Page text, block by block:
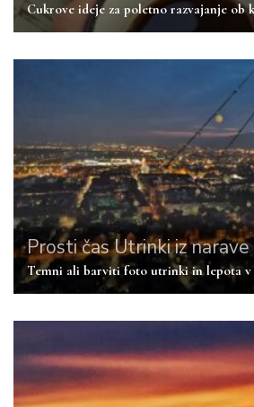
Cukrove ideje za poletno razvajanje ob
Prosti časUtrinki iz narave
Temni ali barviti foto utrinki in lepota v